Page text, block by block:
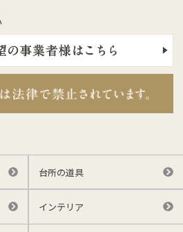
台所の道具
インテリア